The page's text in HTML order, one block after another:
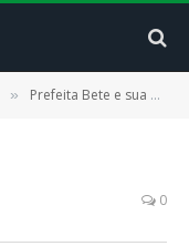
» Prefeita Bete e sua equipe iniciam a transição de governo
0